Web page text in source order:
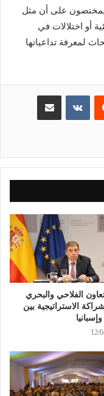
على أن مثل
أو اختلالات في
لمعرفة تداعياتها
مشاركة عبر البريد
الفلاحي والبحري
الاستراتيجية بين
12/